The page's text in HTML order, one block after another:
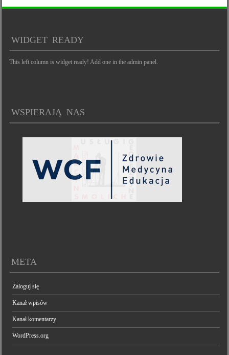
WIDGET READY
This left column is widget ready! Add one in the admin panel.
WSPIERAJĄ NAS
META
Zaloguj się
Kanał wpisów
Kanał komentarzy
WordPress.org